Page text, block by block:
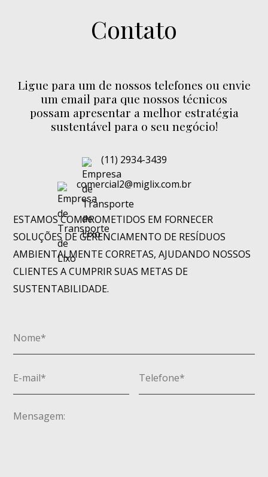
Contato
Ligue para um de nossos telefones ou envie
um email para que nossos técnicos
possam apresentar a melhor estratégia
sustentável para o seu negócio!
(11) 2934-3439
comercial2@miglix.com.br
ESTAMOS COMPROMETIDOS EM FORNECER
SOLUÇÕES DE GERENCIAMENTO DE RESÍDUOS
AMBIENTALMENTE CORRETAS, AJUDANDO NOSSOS
CLIENTES A CUMPRIR SUAS METAS DE
SUSTENTABILIDADE.